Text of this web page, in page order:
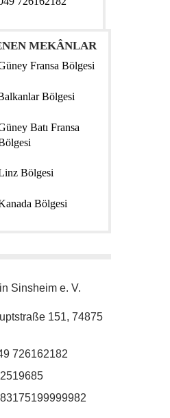
MEKÂNLAR
Fransa Bölgesi
Bölgesi
Batı Fransa
Bölgesi
Bölgesi
Sinsheim e. V.
151, 74875
726162182